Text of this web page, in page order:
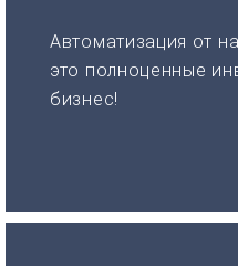
Автоматизация от
это полноценные
бизнес!